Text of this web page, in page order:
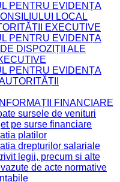
PENTRU EVIDENȚA
LOCAL
EXECUTIVE
PENTRU EVIDENȚA
DISPOZIȚII ALE
PENTRU EVIDENȚA
FINANCIARE
sursele de venituri
pe surse financiare
platilor
drepturilor salariale
legii, precum si alte
de acte normative